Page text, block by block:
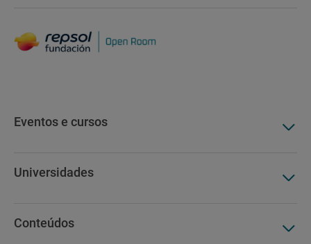
Eventos e cursos
Universidades
Conteúdos